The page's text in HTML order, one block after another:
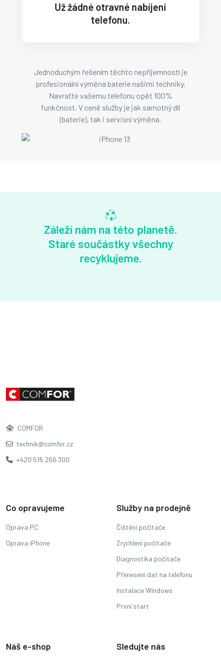
Už žádné otravné nabíjení
telefonu.
Jednoduchým řešením těchto nepříjemností je
profesionální výměna baterie našimi techniky.
Navraťte vašemu telefonu opět 100%
funkčnost. V ceně služby je jak samotný díl
(baterie), tak i servisní výměna.
Záleží nám na této planetě.
Staré součástky všechny
recyklujeme.
COMFOR
technik@comfor.cz
+420 515 266 300
Co opravujeme
Oprava PC
Oprava iPhone
Služby na prodejně
Čištění počítače
Zrychlení počítače
Diagnostika počítače
Přenesení dat na telefonu
Instalace Windows
První start
Náš e-shop Sledujte nás